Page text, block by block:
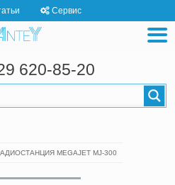
Сервис
620-85-20
MEGAJET MJ-300